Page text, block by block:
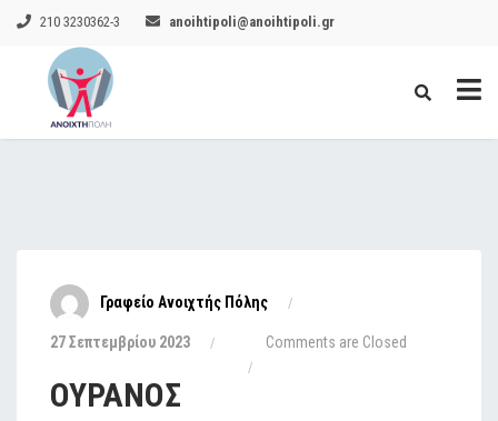
210 3230362-3 anoihtipoli@anoihtipoli.gr
Γραφείο Ανοιχτής Πόλης
27 Σεπτεμβρίου 2023 Comments are Closed
ΟΥΡΑΝΟΣ